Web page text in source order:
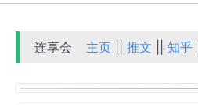
连享会 主页 ||推文 ||知乎